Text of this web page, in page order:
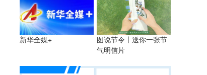
新华全媒+
图说节令丨送你一张节
气明信片